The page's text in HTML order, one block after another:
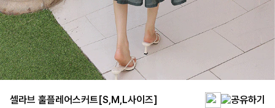
셀라브 훌플레어스커트[S,M,L사이즈]